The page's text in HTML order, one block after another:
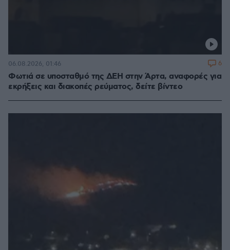
Φωτιά σε υποσταθμό της ΔΕΗ στην Άρτα, αναφορές για
εκρήξεις και διακοπές ρεύματος, δείτε βίντεο
06.08.2026, 01:46 6